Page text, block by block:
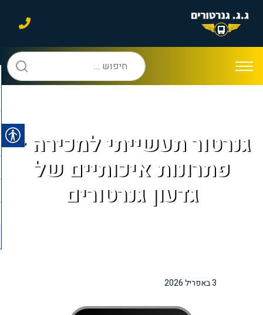
חיפוש:
גנרטור תעשייתי למכירה –
פתרונות איכותיים של
גדעון גנרטורים
3 באפריל 2026